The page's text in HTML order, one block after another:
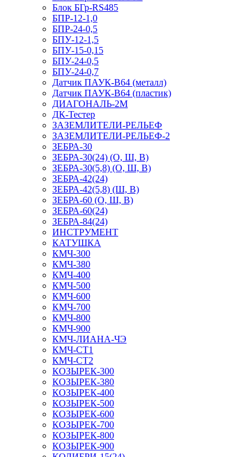
Блок БГр-RS485
БПР-12-1,0
БПР-24-0,5
БПУ-12-1,5
БПУ-15-0,15
БПУ-24-0,5
БПУ-24-0,7
Датчик ПАУК-В64 (металл)
Датчик ПАУК-В64 (пластик)
ДИАГОНАЛЬ-2М
ДК-Тестер
ЗАЗЕМЛИТЕЛИ-РЕЛЬЕФ
ЗАЗЕМЛИТЕЛИ-РЕЛЬЕФ-2
ЗЕБРА-30
ЗЕБРА-30(24) (О, Ш, В)
ЗЕБРА-30(5,8) (О, Ш, В)
ЗЕБРА-42(24)
ЗЕБРА-42(5,8) (Ш, В)
ЗЕБРА-60 (О, Ш, В)
ЗЕБРА-60(24)
ЗЕБРА-84(24)
ИНСТРУМЕНТ
КАТУШКА
КМЧ-300
КМЧ-380
КМЧ-400
КМЧ-500
КМЧ-600
КМЧ-700
КМЧ-800
КМЧ-900
КМЧ-ЛИАНА-ЧЭ
КМЧ-СТ1
КМЧ-СТ2
КОЗЫРЕК-300
КОЗЫРЕК-380
КОЗЫРЕК-400
КОЗЫРЕК-500
КОЗЫРЕК-600
КОЗЫРЕК-700
КОЗЫРЕК-800
КОЗЫРЕК-900